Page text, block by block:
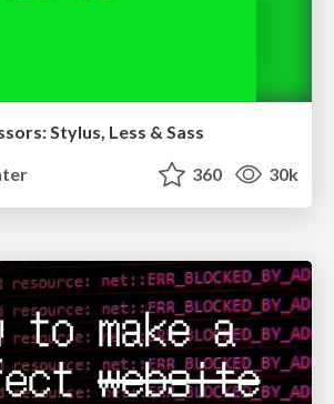
Stylus, Less & Sass
360 30k